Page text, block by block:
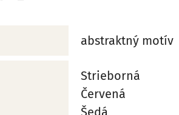
abstraktný motív
Strieborná
Červená
Šedá